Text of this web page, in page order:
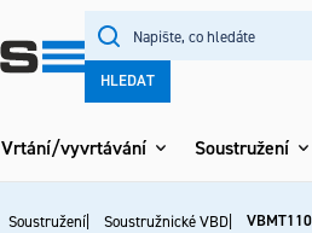
HLEDAT
Vrtání/vyvrtávání Soustružení
Soustružení Soustružnické VBD